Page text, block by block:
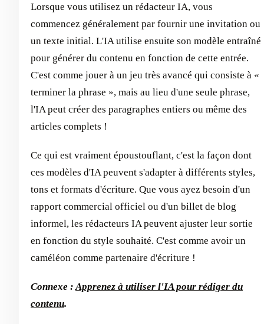
Lorsque vous utilisez un rédacteur IA, vous
commencez généralement par fournir une invitation ou
un texte initial. L'IA utilise ensuite son modèle entraîné
pour générer du contenu en fonction de cette entrée.
C'est comme jouer à un jeu très avancé qui consiste à «
terminer la phrase », mais au lieu d'une seule phrase,
l'IA peut créer des paragraphes entiers ou même des
articles complets !
Ce qui est vraiment époustouflant, c'est la façon dont
ces modèles d'IA peuvent s'adapter à différents styles,
tons et formats d'écriture. Que vous ayez besoin d'un
rapport commercial officiel ou d'un billet de blog
informel, les rédacteurs IA peuvent ajuster leur sortie
en fonction du style souhaité. C'est comme avoir un
caméléon comme partenaire d'écriture !
Connexe : Apprenez à utiliser l'IA pour rédiger du
contenu.